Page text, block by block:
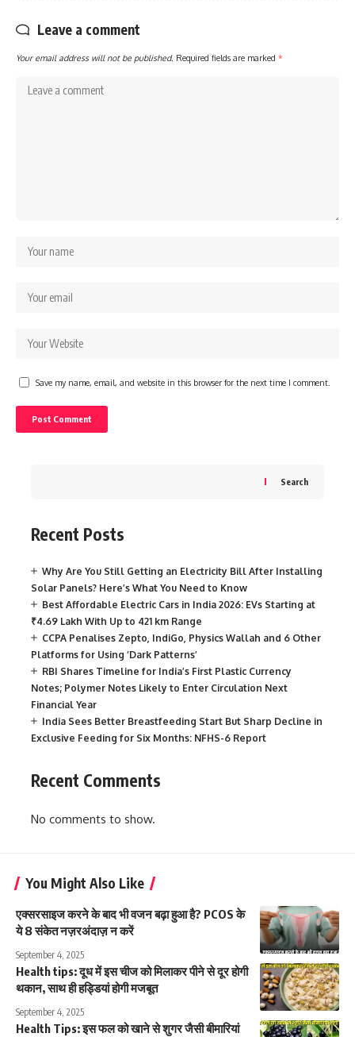
Leave a comment
Your email address will not be published. Required fields are marked *
Save my name, email, and website in this browser for the next time I comment.
Search
Recent Posts
Why Are You Still Getting an Electricity Bill After Installing
Solar Panels? Here’s What You Need to Know
Best Affordable Electric Cars in India 2026: EVs Starting at
₹4.69 Lakh With Up to 421 km Range
CCPA Penalises Zepto, IndiGo, Physics Wallah and 6 Other
Platforms for Using ‘Dark Patterns’
RBI Shares Timeline for India’s First Plastic Currency
Notes; Polymer Notes Likely to Enter Circulation Next
Financial Year
India Sees Better Breastfeeding Start But Sharp Decline in
Exclusive Feeding for Six Months: NFHS-6 Report
Recent Comments
No comments to show.
You Might Also Like
एक्सरसाइज करने के बाद भी वजन बढ़ा हुआ है? PCOS के
ये 8 संकेत नज़रअंदाज़ न करें
September 4, 2025
Health tips: दूध में इस चीज को मिलाकर पीने से दूर होगी
थकान, साथ ही हड्डियां होगी मजबूत
September 4, 2025
Health Tips: इस फल को खाने से शुगर जैसी बीमारियां